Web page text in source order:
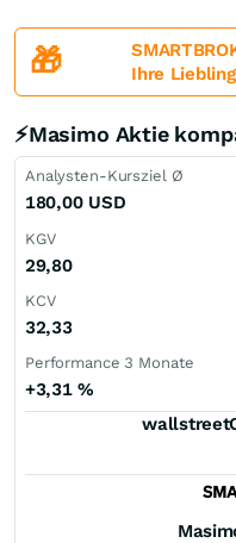
🎁
Ihre
⚡Masimo Aktie
Analysten-Kursziel Ø
180,00 USD
KGV
29,80
KCV
32,33
Performance 3 Monate
+3,31%